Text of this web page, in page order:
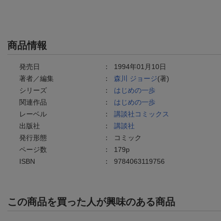
商品情報
発売日 ： 1994年01月10日
著者／編集
： 森川 ジョージ(著)
シリーズ
： はじめの一歩
関連作品
： はじめの一歩
レーベル
： 講談社コミックス
出版社
： 講談社
発行形態
：
コミック
ページ数
： 179p
ISBN
： 9784063119756
この商品を買った人が興味のある商品